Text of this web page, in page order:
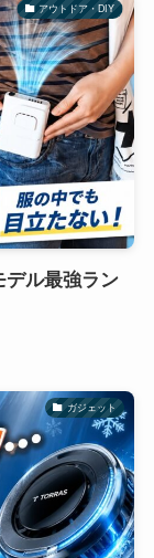
アウトドア・DIY
デル最強ラン
ガジェット